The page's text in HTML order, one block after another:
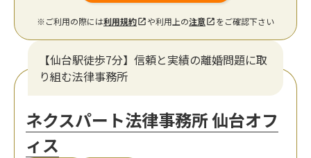
※ご利用の際には利用規約 や利用上の注意 をご確認下さい
【仙台駅徒歩7分】信頼と実績の離婚問題に取
り組む法律事務所
ネクスパート法律事務所 仙台オフ
ィス